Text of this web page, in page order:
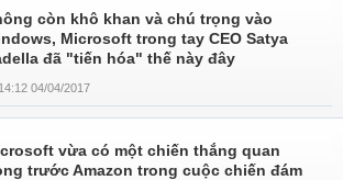
còn khô khan và chú trọng vào
Microsoft trong tay CEO Satya
đã "tiến hóa" thế này đây
14:12 04/04/2017
vừa có một chiến thắng quan
trước Amazon trong cuộc chiến đám